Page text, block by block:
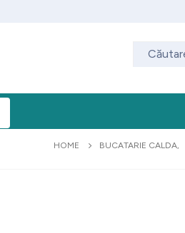
HOME BUCATARIE CALDA,